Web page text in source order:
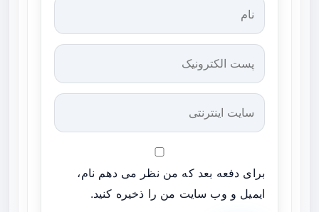
برای دفعه بعد که من نظر می دهم نام،
ایمیل و وب سایت من را ذخیره کنید.